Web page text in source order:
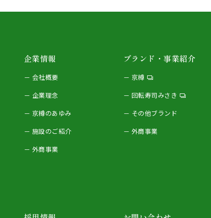
企業情報
会社概要
企業理念
京樽のあゆみ
施設のご紹介
外商事業
ブランド・事業紹介
京樽
回転寿司みさき
その他ブランド
外商事業